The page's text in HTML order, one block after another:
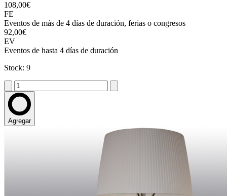
108,00€
FE
Eventos de más de 4 días de duración, ferias o congresos
92,00€
EV
Eventos de hasta 4 días de duración
Stock: 9
Agregar